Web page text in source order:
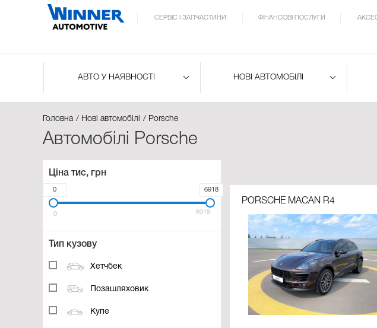
СЕРВІС І ЗАПЧАСТИНИ ФІНАНСОВІ ПОСЛУГИ
АВТО У НАЯВНОСТІ НОВІ АВТОМОБІЛІ
Головна Нові автомобілі Porsche
Автомобілі Porsche
Ціна тис, грн
0 6918
0 6918
Тип кузову
Хетчбек
Позашляховик
Купе
PORSCHE MACAN R4